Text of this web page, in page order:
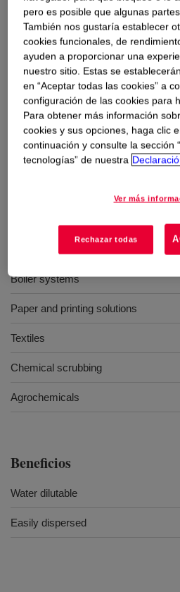
Qué esXIAMETER™ AFE-
10 % active, water dilutable
to control foam in water based
as textiles, water treatment,
agrochemicals, boiler systems.
Boiler systems
Paper and printing solutions
Textiles
Chemical scrubbing
Agrochemicals
Beneficios
Water dilutable
Easily dispersed
pero es posible que algunas
También nos gustaría establecer
cookies funcionales, de
ayuden a proporcionar una
nuestro sitio. Estas se
en “Aceptar todas las cookies” a
configuración de las cookies para
Para obtener más información
cookies y sus opciones, haga clic
continuación y consulte la sección
tecnologías” de nuestra
Ver más
Rechazar todas